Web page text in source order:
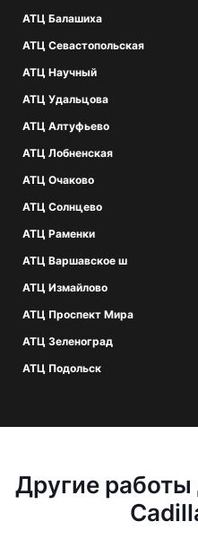
АТЦ Балашиха
АТЦ Севастопольская
АТЦ Научный
АТЦ Удальцова
АТЦ Алтуфьево
АТЦ Лобненская
АТЦ Очаково
АТЦ Солнцево
АТЦ Раменки
АТЦ Варшавское ш
АТЦ Измайлово
АТЦ Проспект Мира
АТЦ Зеленоград
АТЦ Подольск
Другие